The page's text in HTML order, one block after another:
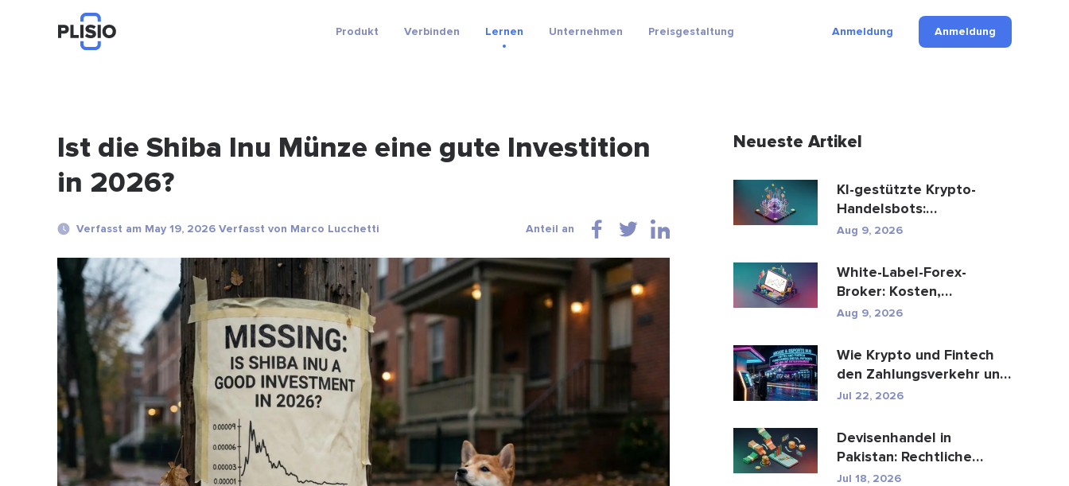
Produkt Verbinden Lernen Unternehmen Preisgestaltung Anmeldung Anmeldung
Ist die Shiba Inu Münze eine gute Investition
in 2026?
Verfasst am May 19, 2026 Verfasst von Marco Lucchetti Anteil an
Neueste Artikel
KI-gestützte Krypto-
Handelsbots:
Funktionsweise und
Aug 9, 2026
White-Label-Forex-
Broker: Kosten,
Einrichtung & Brokerage-
Aug 9, 2026
Wie Krypto und Fintech
den Zahlungsverkehr und
die Unterhaltungsbr...
Jul 22, 2026
Devisenhandel in
Pakistan: Rechtliche
Bestimmungen, Broker,
Jul 18, 2026